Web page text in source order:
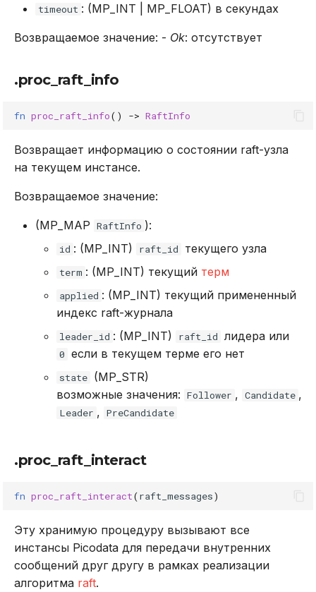
timeout : (MP_INT | MP_FLOAT) в секундах
Возвращаемое значение: - Ok: отсутствует
.proc_raft_info
fn proc_raft_info() -> RaftInfo
Возвращает информацию о состоянии raft-узла
на текущем инстансе.
Возвращаемое значение:
(MP_MAP RaftInfo ):
id : (MP_INT) raft_id текущего узла
term : (MP_INT) текущий терм
applied : (MP_INT) текущий примененный
индекс raft-журнала
leader_id : (MP_INT) raft_id лидера или
0 если в текущем терме его нет
state (MP_STR)
возможные значения: Follower , Candidate ,
Leader , PreCandidate
.proc_raft_interact
fn proc_raft_interact(raft_messages)
Эту хранимую процедуру вызывают все
инстансы Picodata для передачи внутренних
сообщений друг другу в рамках реализации
алгоритма raft.